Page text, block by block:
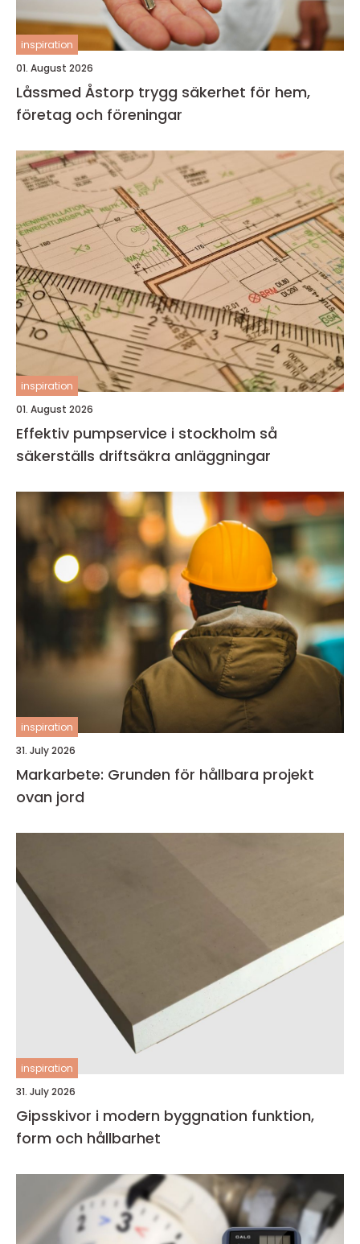
inspiration
01. August 2026
Låssmed Åstorp trygg säkerhet för hem,
företag och föreningar
inspiration
01. August 2026
Effektiv pumpservice i stockholm så
säkerställs driftsäkra anläggningar
inspiration
31. July 2026
Markarbete: Grunden för hållbara projekt
ovan jord
inspiration
31. July 2026
Gipsskivor i modern byggnation funktion,
form och hållbarhet